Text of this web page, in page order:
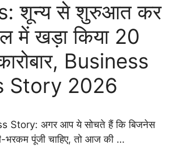
शून्य से शुरुआत कर
में खड़ा किया 20
Business
Story 2026
Story: अगर आप ये सोचते हैं कि बिजनेस
भरकम पूंजी चाहिए, तो आज की …